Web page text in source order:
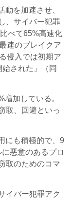
を加速させ、
、サイバー犯罪
べて65%高速化
速のブレイクア
侵入では初期ア
された」（同
加している。
取、回避といっ
にも積極的で、9
悪意のあるプロ
取のためのコマ
イバー犯罪アク